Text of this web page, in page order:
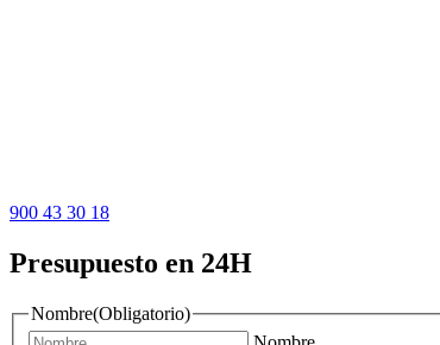
900 43 30 18
Presupuesto en 24H
Nombre(Obligatorio)